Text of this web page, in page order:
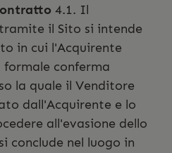
4.1. Il
il Sito si intende
in cui l'Acquirente
conferma
la quale il Venditore
dall'Acquirente e lo
all'evasione dello
conclude nel luogo in